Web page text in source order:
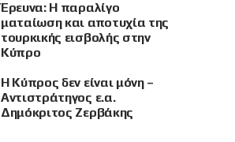
Έρευνα: Η παραλίγο
ματαίωση και αποτυχία της
τουρκικής εισβολής στην
Κύπρο
Η Κύπρος δεν είναι μόνη –
Αντιστράτηγος ε.α.
Δημόκριτος Ζερβάκης